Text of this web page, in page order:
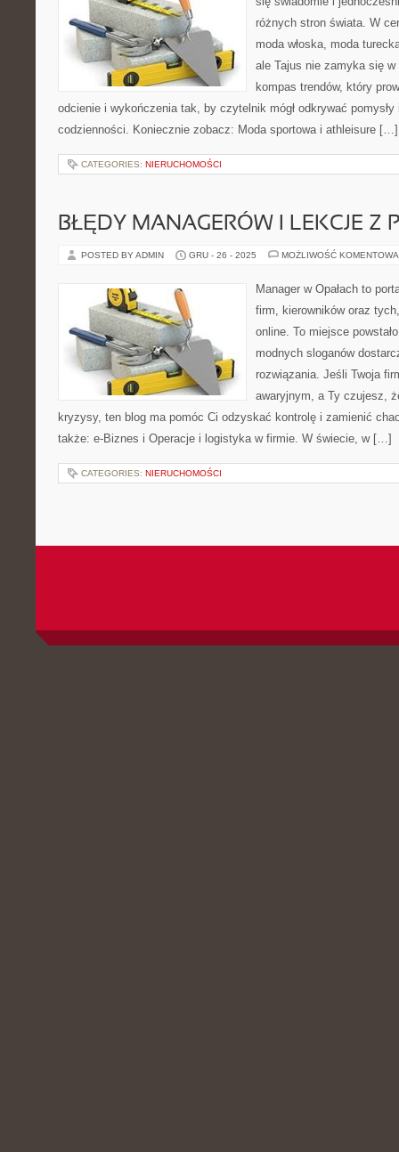
różnych stron świata. W
moda włoska, moda
ale Tajus nie zamyka się
kompas trendów, który
odcienie i wykończenia tak, by czytelnik mógł odkrywać pomysły
codzienności. Koniecznie zobacz: Moda sportowa i athleisure […]
CATEGORIES: NIERUCHOMOŚCI
BŁĘDY MANAGERÓW I LEKCJE Z
POSTED BY ADMIN GRU - 26 - 2025 MOŻLIWOŚĆ
Manager w Opałach to
firm, kierowników oraz
online. To miejsce
modnych sloganów
rozwiązania. Jeśli Twoja
awaryjnym, a Ty czujesz,
kryzysy, ten blog ma pomóc Ci odzyskać kontrolę i zamienić
także: e-Biznes i Operacje i logistyka w firmie. W świecie, w […]
CATEGORIES: NIERUCHOMOŚCI